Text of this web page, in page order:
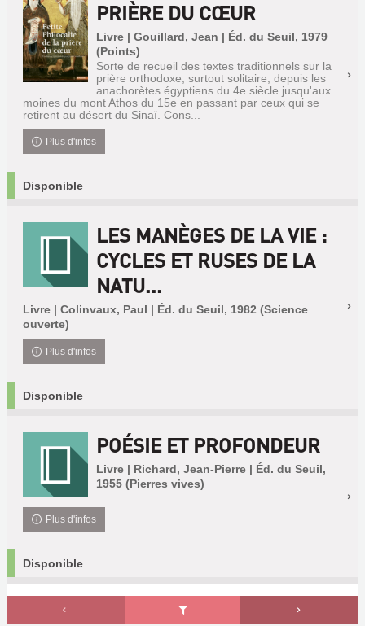
PRIÈRE DU CŒUR
Livre | Gouillard, Jean | Éd. du Seuil, 1979
(Points)
Sorte de recueil des textes traditionnels sur la
prière orthodoxe, surtout solitaire, depuis les
anachorètes égyptiens du 4e siècle jusqu'aux
moines du mont Athos du 15e en passant par ceux qui se
retirent au désert du Sinaï. Cons...
Plus d'infos
Disponible
LES MANÈGES DE LA VIE :
CYCLES ET RUSES DE LA
NATU...
Livre | Colinvaux, Paul | Éd. du Seuil, 1982 (Science
ouverte)
Plus d'infos
Disponible
POÉSIE ET PROFONDEUR
Livre | Richard, Jean-Pierre | Éd. du Seuil,
1955 (Pierres vives)
Plus d'infos
Disponible